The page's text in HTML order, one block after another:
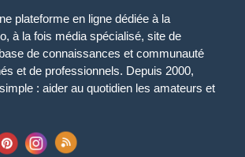
plateforme en ligne dédiée à la
à la fois média spécialisé, site de
de connaissances et communauté
et de professionnels. Depuis 2000,
: aider au quotidien les amateurs et